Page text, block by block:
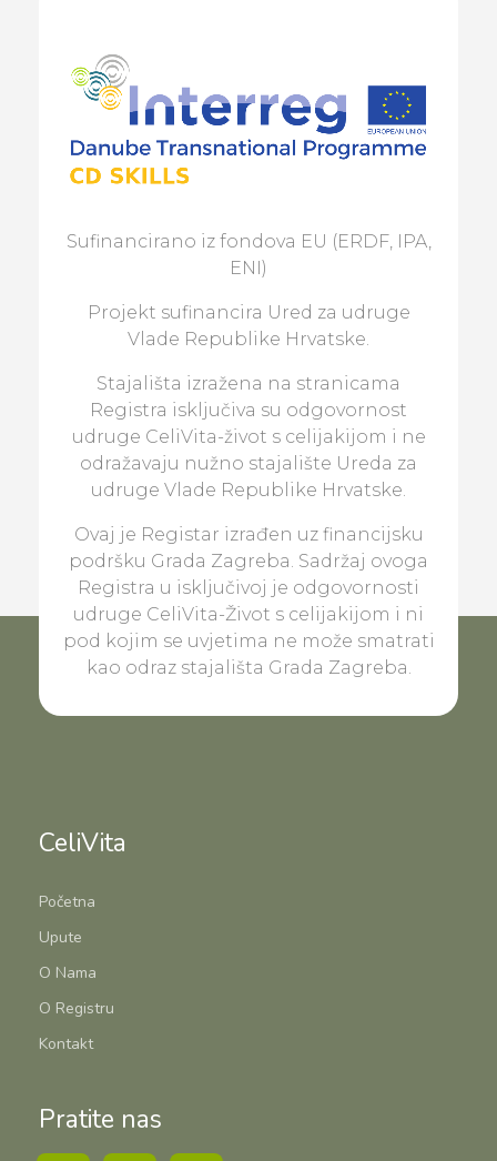
Sufinancirano iz fondova EU (ERDF, IPA,
ENI)
Projekt sufinancira Ured za udruge
Vlade Republike Hrvatske.
Stajališta izražena na stranicama
Registra isključiva su odgovornost
udruge CeliVita-život s celijakijom i ne
odražavaju nužno stajalište Ureda za
udruge Vlade Republike Hrvatske.
Ovaj je Registar izrađen uz financijsku
podršku Grada Zagreba. Sadržaj ovoga
Registra u isključivoj je odgovornosti
udruge CeliVita-Život s celijakijom i ni
pod kojim se uvjetima ne može smatrati
kao odraz stajališta Grada Zagreba.
CeliVita
Početna
Upute
O Nama
O Registru
Kontakt
Pratite nas